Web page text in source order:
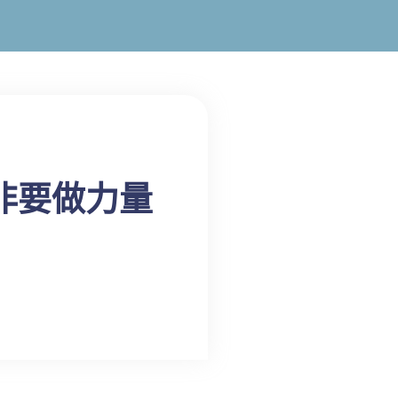
要做力量